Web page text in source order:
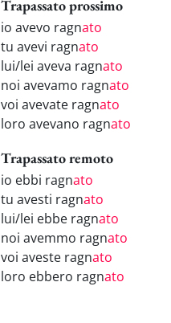
Trapassato prossimo
io avevo ragnato
tu avevi ragnato
lui/lei aveva ragnato
noi avevamo ragnato
voi avevate ragnato
loro avevano ragnato
Trapassato remoto
io ebbi ragnato
tu avesti ragnato
lui/lei ebbe ragnato
noi avemmo ragnato
voi aveste ragnato
loro ebbero ragnato